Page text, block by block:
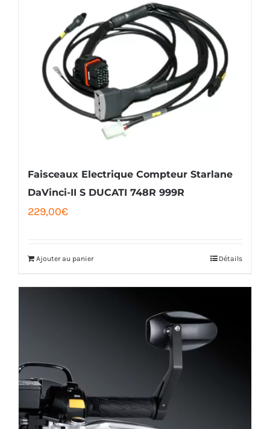
plusieurs
variations.
Les
options
peuvent
être
choisies
la
page
Faisceaux Electrique Compteur Starlane
DaVinci-II S DUCATI 748R 999R
229,00€
Ajouter au panier Détails